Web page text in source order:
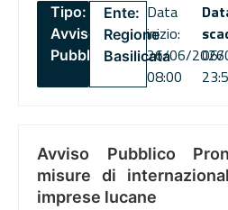
Tipo:
Avviso
Pubblico
Ente:
Regione
Basilicata
Data
inizio:
26/06/2026
08:00
06/
Avviso Pubblico
misure di
imprese lucane